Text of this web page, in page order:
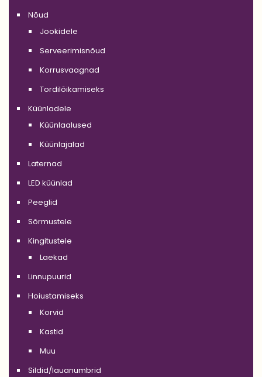
Nõud
Jookidele
Serveerimisnõud
Korrusvaagnad
Tordilõikamiseks
Küünladele
Küünlaalused
Küünlajalad
Laternad
LED küünlad
Peeglid
Sõrmustele
Kingitustele
Laekad
Linnupuurid
Hoiustamiseks
Korvid
Kastid
Muu
Sildid/lauanumbrid